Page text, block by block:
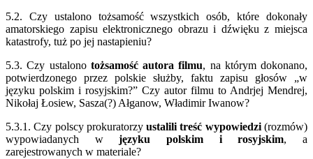
5.2. Czy ustalono tożsamość wszystkich osób, które dokonały
amatorskiego zapisu elektronicznego obrazu i dźwięku z miejsca
katastrofy, tuż po jej nastapieniu?
5.3. Czy ustalono tożsamość autora filmu, na którym dokonano,
potwierdzonego przez polskie służby, faktu zapisu głosów „w
języku polskim i rosyjskim?” Czy autor filmu to Andrjej Mendrej,
Nikołaj Łosiew, Sasza(?) Ałganow, Władimir Iwanow?
5.3.1. Czy polscy prokuratorzyustalili treść wypowiedzi(rozmów)
wypowiadanych wjęzyku polskim i rosyjskim, a
zarejestrowanych w materiale?